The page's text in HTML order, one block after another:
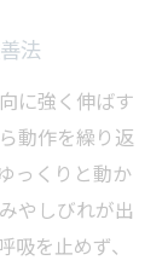
法
に強く伸ばす
動作を繰り返
っくりと動か
やしびれが出
を止めず、